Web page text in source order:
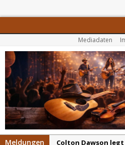
Mediadaten
Meldungen
Colton Dawson